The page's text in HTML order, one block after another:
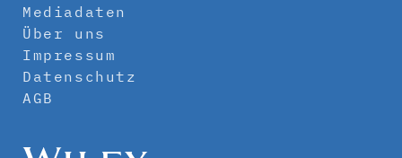
Mediadaten
Über uns
Impressum
Datenschutz
AGB